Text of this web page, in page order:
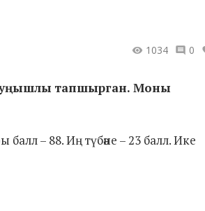
1034 0
уңышлы тапшырган. Моны
– 88. Иң түбәне – 23 балл. Ике